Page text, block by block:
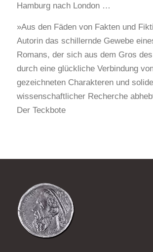
Hamburg nach London …
»Aus den Fäden von Fakten und
Autorin das schillernde Gewebe
Romans, der sich aus dem Gros
durch eine glückliche Verbindung
gezeichneten Charakteren und
wissenschaftlicher Recherche
Der Teckbote